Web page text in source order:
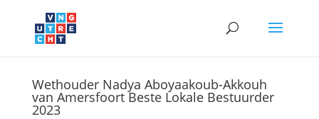
Wethouder Nadya Aboyaakoub-Akkouh
van Amersfoort Beste Lokale Bestuurder
2023